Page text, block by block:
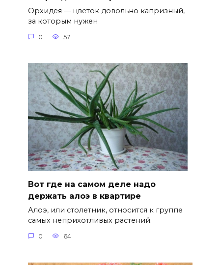
Орхидея — цветок довольно капризный,
за которым нужен
0 57
Вот где на самом деле надо
держать алоэ в квартире
Алоэ, или столетник, относится к группе
самых неприхотливых растений.
0 64